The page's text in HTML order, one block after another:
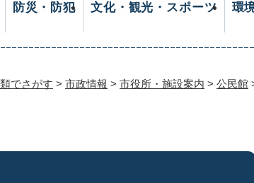
防災・防犯 文化・観光・スポーツ 環
でさがす > 市政情報 > 市役所・施設案内 > 公民館